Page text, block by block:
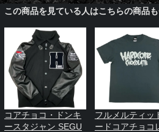
この商品を見ている人はこちらの商品
コアチョコ・ドンキ
ースタジャン SEGU
フルメルティッ
ードコアチョコ